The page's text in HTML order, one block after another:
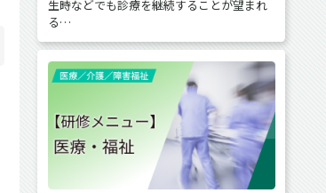
生時などでも診療を継続することが望まれ
る…